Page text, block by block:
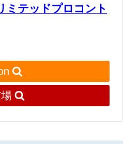
ミテッドプロコント